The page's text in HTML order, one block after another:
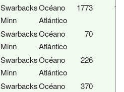
Swarbacks
Minn
Océano
Atlántico
1773
Swarbacks
Minn
Océano
Atlántico
70
Swarbacks
Minn
Océano
Atlántico
226
SwarbacksOcéano
370